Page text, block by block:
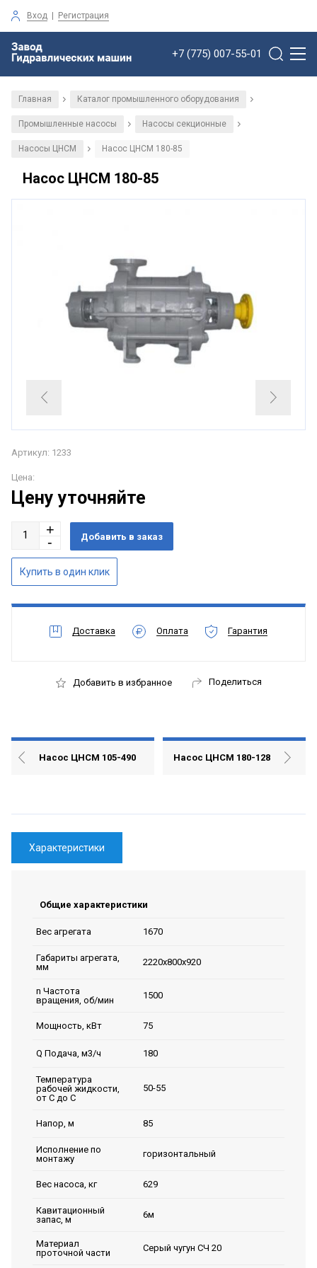
Вход | Регистрация
+7 (775) 007-55-01
Главная / Каталог промышленного оборудования /
Промышленные насосы / Насосы секционные /
Насосы ЦНСМ / Насос ЦНСМ 180-85
Насос ЦНСМ 180-85
Артикул: 1233
Цена:
Цену уточняйте
Доставка Оплата Гарантия
Добавить в избранное Поделиться
Насос ЦНСМ 105-490 Насос ЦНСМ 180-128
Характеристики
Общие характеристики
Вес агрегата 1670
Габариты агрегата,
мм
2220х800х920
n Частота
вращения, об/мин
1500
Мощность, кВт 75
Q Подача, м3/ч 180
Температура
рабочей жидкости,
от С до С
50-55
Напор, м 85
Исполнение по
монтажу
горизонтальный
Вес насоса, кг 629
Кавитационный
запас, м
6м
Материал
проточной части
Серый чугун СЧ 20